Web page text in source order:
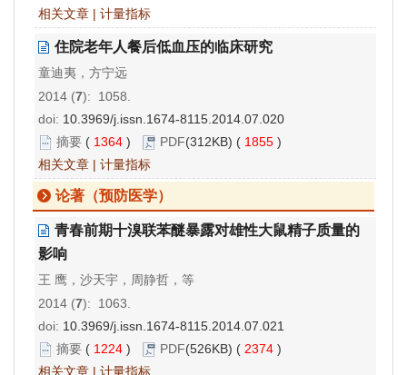
相关文章 | 计量指标
住院老年人餐后低血压的临床研究
童迪夷，方宁远
2014 (7): 1058.
doi: 10.3969/j.issn.1674-8115.2014.07.020
摘要 ( 1364 ) PDF(312KB) ( 1855 )
相关文章 | 计量指标
论著（预防医学）
青春前期十溴联苯醚暴露对雄性大鼠精子质量的
影响
王 鹰，沙天宇，周静哲，等
2014 (7): 1063.
doi: 10.3969/j.issn.1674-8115.2014.07.021
摘要 ( 1224 ) PDF(526KB) ( 2374 )
相关文章 | 计量指标